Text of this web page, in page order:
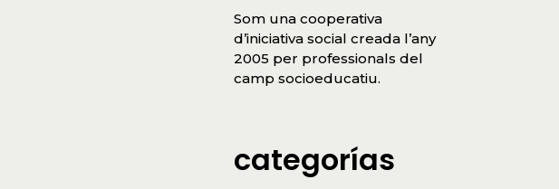
Som una cooperativa
d’iniciativa social creada l’any
2005 per professionals del
camp socioeducatiu.
categorías